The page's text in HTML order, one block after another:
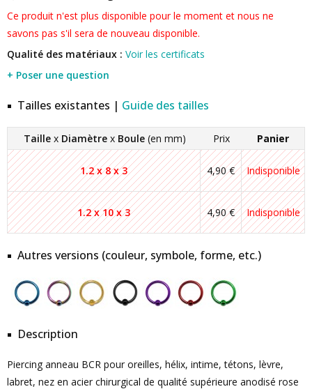
Ce produit n'est plus disponible pour le moment et nous ne
savons pas s'il sera de nouveau disponible.
Qualité des matériaux : Voir les certificats
+ Poser une question
Tailles existantes | Guide des tailles
Taillex Diamètrex Boule(en mm) Prix Panier
1.2 x 8 x 3 4,90 € Indisponible
1.2 x 10 x 3 4,90 € Indisponible
Autres versions (couleur, symbole, forme, etc.)
Description
Piercing anneau BCR pour oreilles, hélix, intime, tétons, lèvre,
labret, nez en acier chirurgical de qualité supérieure anodisé rose